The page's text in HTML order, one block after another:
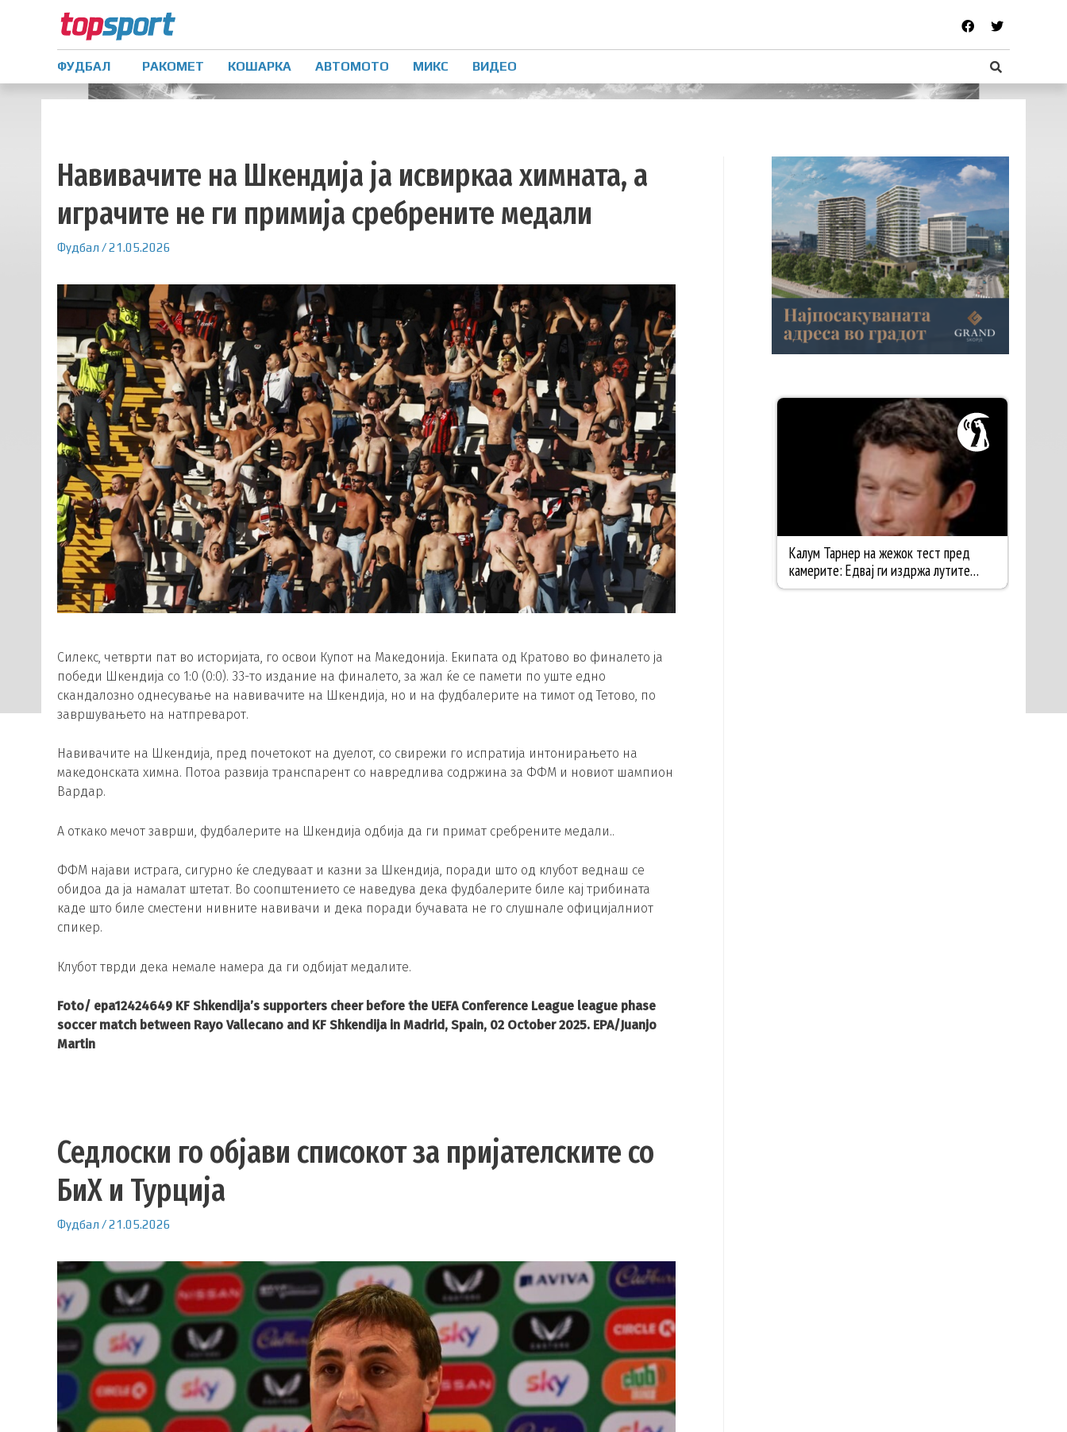
ФУДБАЛ РАКОМЕТ КОШАРКА АВТОМОТО МИКС ВИДЕО
Навивачите на Шкендија ја исвиркаа химната, а
играчите не ги примија сребрените медали
Фудбал /21.05.2026
Силекс, четврти пат во историјата, го освои Купот на Македонија. Екипата од Кратово во финалето ја
победи Шкендија со 1:0 (0:0). 33-то издание на финалето, за жал ќе се памети по уште едно
скандалозно однесување на навивачите на Шкендија, но и на фудбалерите на тимот од Тетово, по
завршувањето на натпреварот.
Навивачите на Шкендија, пред почетокот на дуелот, со свирежи го испратија интонирањето на
македонската химна. Потоа развија транспарент со навредлива содржина за ФФМ и новиот шампион
Вардар.
А откако мечот заврши, фудбалерите на Шкендија одбија да ги примат сребрените медали..
ФФМ најави истрага, сигурно ќе следуваат и казни за Шкендија, поради што од клубот веднаш се
обидоа да ја намалат штетат. Во соопштението се наведува дека фудбалерите биле кај трибината
каде што биле сместени нивните навивачи и дека поради бучавата не го слушнале официјалниот
спикер.
Клубот тврди дека немале намера да ги одбијат медалите.
Foto/ epa12424649 KF Shkendija’s supporters cheer before the UEFA Conference League league phase
soccer match between Rayo Vallecano and KF Shkendija in Madrid, Spain, 02 October 2025. EPA/Juanjo
Martin
Седлоски го објави списокот за пријателските со
БиХ и Турција
Фудбал /21.05.2026